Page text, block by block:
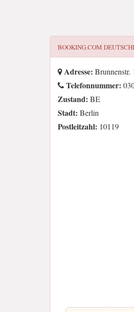
BOOKING.COM
Adresse:
Telefonnummer:
Zustand: BE
Stadt: Berlin
Postleitzahl: 10119